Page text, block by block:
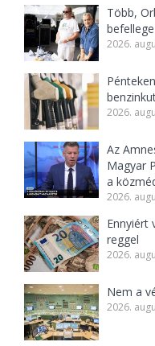
Több,
2026.
2026.
Az
Magyar
a
2026.
Ennyiért
reggel
2026.
Nem a
2026.